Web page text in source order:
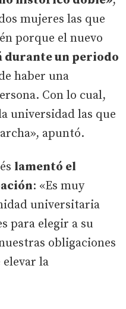
mujeres las que
porque el nuevo
durante un periodo
haber una
Con lo cual,
universidad las que
apuntó.
lamentó el
: «Es muy
universitaria
para elegir a su
obligaciones
la